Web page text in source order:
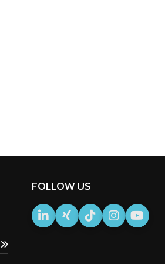
FOLLOW US